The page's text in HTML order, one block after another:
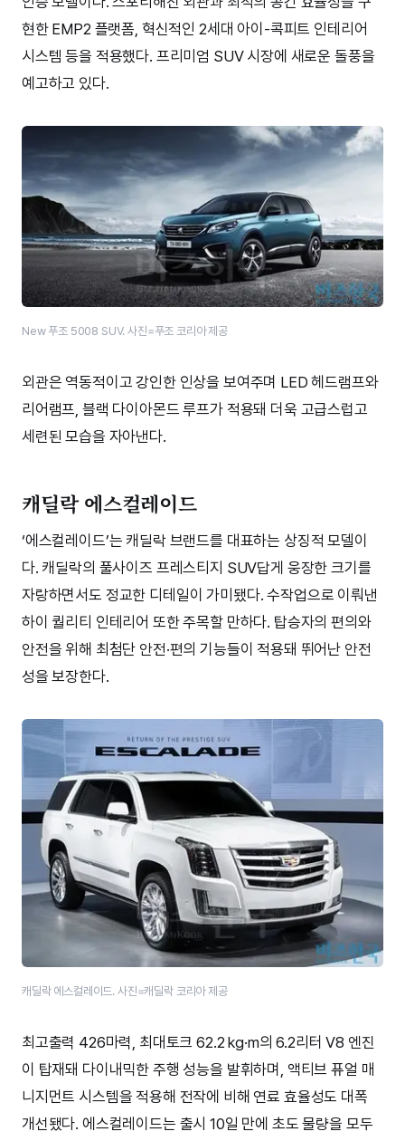
현한 EMP2 플랫폼, 혁신적인 2세대 아이-콕피트 인테리어
시스템 등을 적용했다. 프리미엄 SUV 시장에 새로운 돌풍을
예고하고 있다.
New 푸조 5008 SUV. 사진=푸조 코리아 제공
외관은 역동적이고 강인한 인상을 보여주며 LED 헤드램프와
리어램프, 블랙 다이아몬드 루프가 적용돼 더욱 고급스럽고
세련된 모습을 자아낸다.
캐딜락 에스컬레이드
‘에스컬레이드’는 캐딜락 브랜드를 대표하는 상징적 모델이
다. 캐딜락의 풀사이즈 프레스티지 SUV답게 웅장한 크기를
자랑하면서도 정교한 디테일이 가미됐다. 수작업으로 이뤄낸
하이 퀄리티 인테리어 또한 주목할 만하다. 탑승자의 편의와
안전을 위해 최첨단 안전·편의 기능들이 적용돼 뛰어난 안전
성을 보장한다.
캐딜락 에스컬레이드. 사진=캐딜락 코리아 제공
최고출력 426마력, 최대토크 62.2 kg·m의 6.2리터 V8 엔진
이 탑재돼 다이내믹한 주행 성능을 발휘하며, 액티브 퓨얼 매
니지먼트 시스템을 적용해 전작에 비해 연료 효율성도 대폭
개선됐다. 에스컬레이드는 출시 10일 만에 초도 물량을 모두